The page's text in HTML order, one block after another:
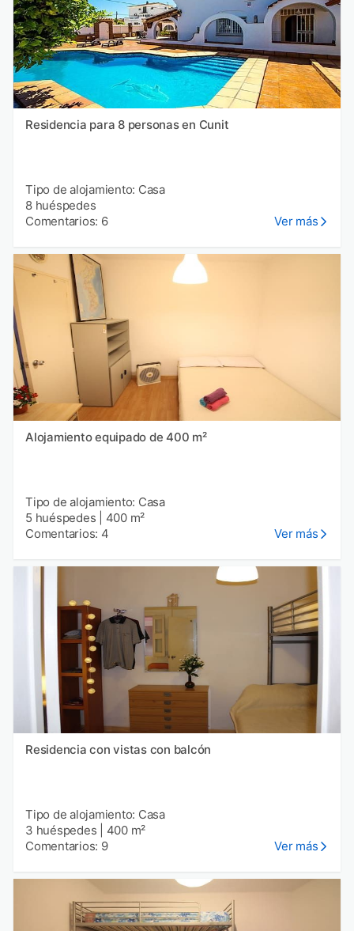
Residencia para 8 personas en Cunit
Tipo de alojamiento: Casa
8 huéspedes
Comentarios: 6
Ver más
Alojamiento equipado de 400 m²
Tipo de alojamiento: Casa
5 huéspedes
400 m²
Comentarios: 4
Ver más
Residencia con vistas con balcón
Tipo de alojamiento: Casa
3 huéspedes
400 m²
Comentarios: 9
Ver más